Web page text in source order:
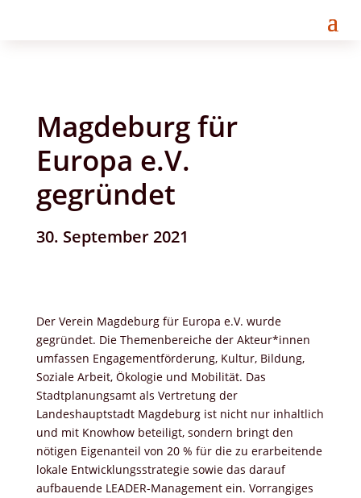
Magdeburg für
Europa e.V.
gegründet
30. September 2021
Der Verein Magdeburg für Europa e.V. wurde
gegründet. Die Themenbereiche der Akteur*innen
umfassen Engagementförderung, Kultur, Bildung,
Soziale Arbeit, Ökologie und Mobilität. Das
Stadtplanungsamt als Vertretung der
Landeshauptstadt Magdeburg ist nicht nur inhaltlich
und mit Knowhow beteiligt, sondern bringt den
nötigen Eigenanteil von 20 % für die zu erarbeitende
lokale Entwicklungsstrategie sowie das darauf
aufbauende LEADER-Management ein. Vorrangiges